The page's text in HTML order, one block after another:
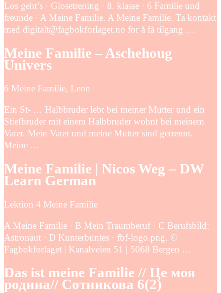
Los geht’s · Glosetrening · 8. klasse · 6 Familie und
freunde · A Meine Familie. A Meine Familie. Ta kontakt
med digitalt@fagbokforlaget.no for å få tilgang …
Meine Familie – Aschehoug
Univers
6 Meine Familie, Leon
Ein St- … Halbbruder lebt bei meiner Mutter und ein
Stiefbruder mit einem Halbbruder wohnt bei meinem
Vater. Mein Vater und meine Mutter sind getrennt.
Meine …
Meine Familie | Nicos Weg – DW
Learn German
Lektion 4 Meine Familie
A Meine Familie · B Mein Traumberuf · C Berufsbild:
Astronaut · D Kunterbuntes · fbf-logo.png. ©
Fagbokforlaget | Kanalveien 51 | 5068 Bergen …
Das ist meine Familie // Це моя
родина// Сотникова 6(2)